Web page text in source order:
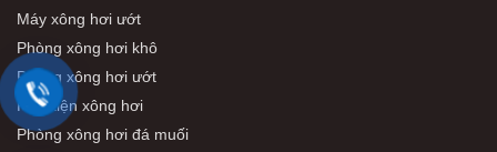
Máy xông hơi ướt
Phòng xông hơi khô
Phòng xông hơi ướt
Phụ kiện xông hơi
Phòng xông hơi đá muối